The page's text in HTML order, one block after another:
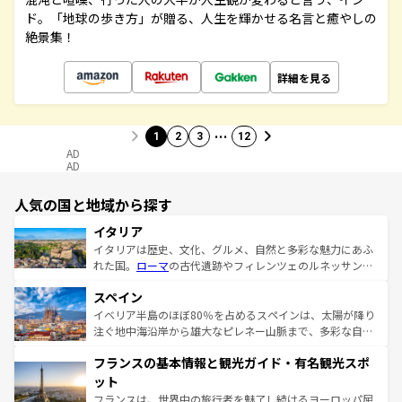
ド。「地球の歩き方」が贈る、人生を輝かせる名言と癒やしの
絶景集！
詳細を見る
1 2 3 … 12
AD
AD
人気の国と地域から探す
イタリア
イタリアは歴史、文化、グルメ、自然と多彩な魅力にあふ
れた国。 ローマの古代遺跡やフィレンツェのルネッサンス
ろん、トスカーナの美しい田園風景やアマルフィ海岸の絶
景など、自然景観も見逃せない。観光の合間には、本場の
ピザやパスタなど、絶品のイタリア料理を堪能することも
ませてくれるイタリアで、忘れられない旅をしてみよう！
なお、新着のイタリア情報は
しい。
スペイン
イベリア半島のほぼ80％を占めるスペインは、太陽が降り
注ぐ地中海沿岸から雄大なピレネー山脈まで、多彩な自然
文化が根付くこの国では、情熱的なフラメンコ、熱気あふ
れる闘牛、そして美味しいタパスが生活の一部となってい
る。首都マドリードの洗練された雰囲気や、バルセロナの
フランスの基本情報と観光ガイド・有名観光スポ
ット
フランスは、世界中の旅行者を魅了し続けるヨーロッパ屈